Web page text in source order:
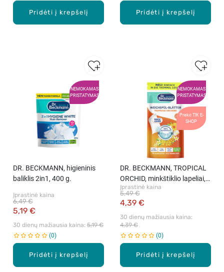
Pridėti į krepšelį Pridėti į krepšelį
NEMOKAMAS
PRISTATYMAS
Pridėti į krepšelį
DR. BECKMANN, higieninis
baliklis 2in1, 400 g.
Įprastinė kaina
5,19 €
6,49 €
30 dienų mažiausia kaina: 5,19 €
0
NEMOKAMAS
PRISTATYMAS
Prekė TIK E-
SHOP
Pridėti į krepšelį
DR. BECKMANN, TROPICAL
ORCHID, minkštiklio lapeliai,
14 vnt.
Įprastinė kaina
4,39 €
5,49 €
30 dienų mažiausia kaina:
4,39 €
0